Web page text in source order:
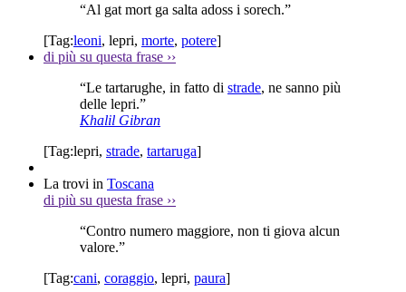
“Al gat mort ga salta adoss i sorech.”
[Tag:leoni, lepri, morte, potere]
di più su questa frase ››
“Le tartarughe, in fatto di strade, ne sanno più
delle lepri.”
Khalil Gibran
[Tag:lepri, strade, tartaruga]
La trovi in Toscana
di più su questa frase ››
“Contro numero maggiore, non ti giova alcun
valore.”
[Tag:cani, coraggio, lepri, paura]